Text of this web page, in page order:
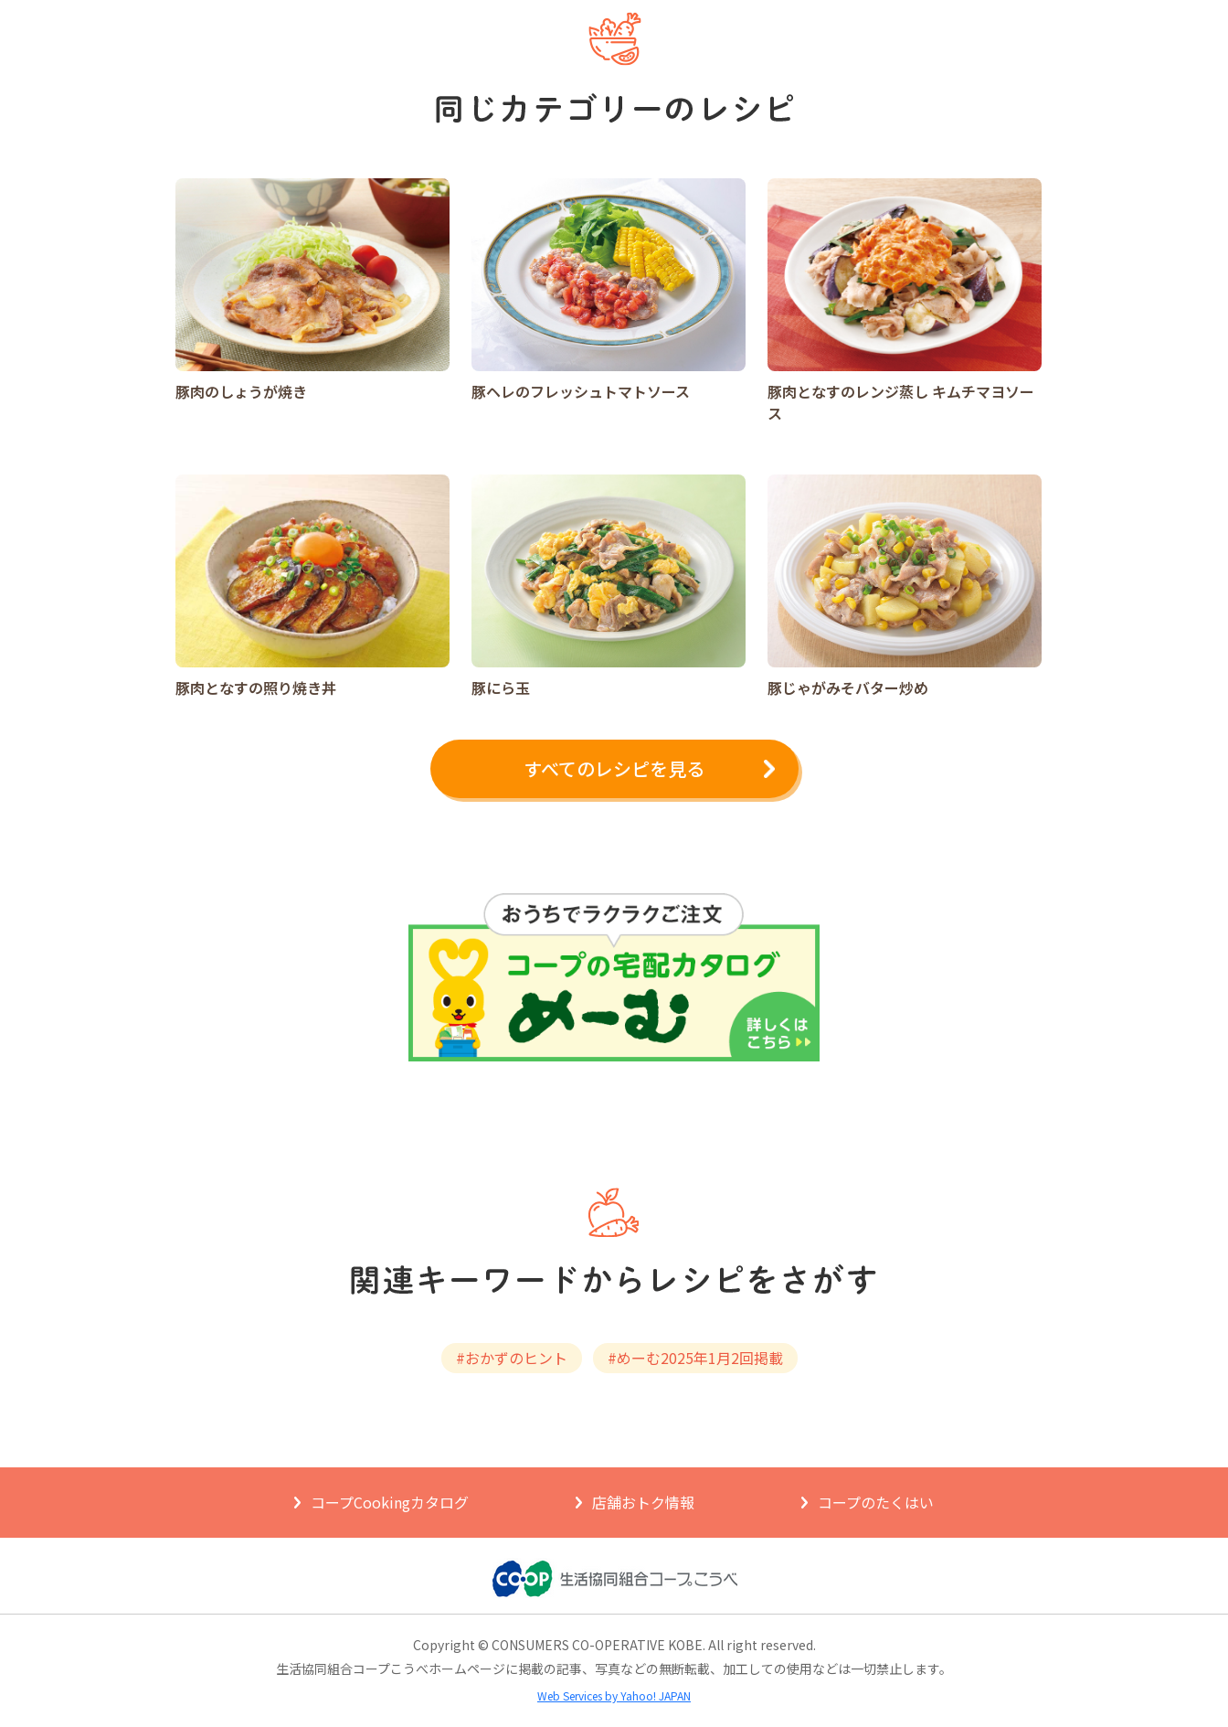
豚肉のしょうが焼き 豚ヘレのフレッシュトマトソース
豚肉となすのレンジ蒸し キムチマヨソー
ス
豚肉となすの照り焼き丼 豚にら玉 豚じゃがみそバター炒め
すべてのレシピを見る
#おかずのヒント #めーむ2025年1月2回掲載
コープCookingカタログ 店舗おトク情報 コープのたくはい
Copyright © CONSUMERS CO-OPERATIVE KOBE. All right reserved.
生活協同組合コープこうべホームページに掲載の記事、 写真などの無断転載、加工しての使用などは一切禁止します。
Web Services by Yahoo! JAPAN